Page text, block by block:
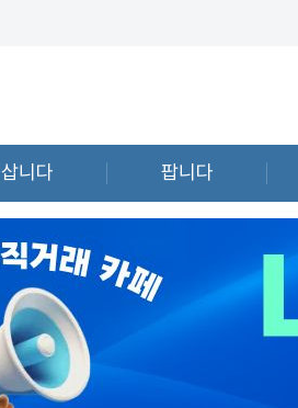
삽니다 팝니다